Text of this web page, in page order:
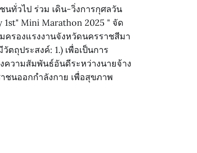
ทั่วไป ร่วม เดิน-วิ่งการกุศลวัน
1st" Mini Marathon 2025 " จัด
รองแรงงานจังหวัดนครราชสีมา
ตถุประสงค์: 1.) เพื่อเป็นการ
ความสัมพันธ์อันดีระหว่างนายจ้าง
ชนออกกำลังกาย เพื่อสุขภาพ